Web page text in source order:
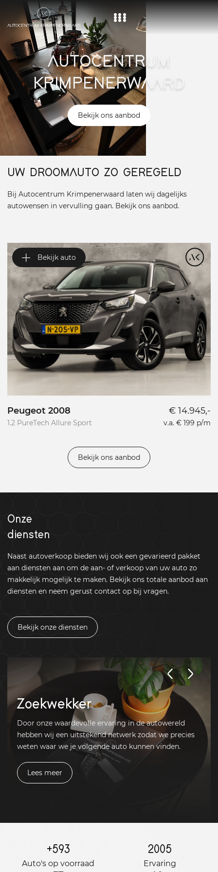
Home
Aanbod
Diensten
Over ons
Vacature
Contact
AUTOCENTRUM
KRIMPENERWAARD
Bekijk ons aanbod
UW DROOMAUTO ZO GEREGELD
Bij Autocentrum Krimpenerwaard laten wij dagelijks
autowensen in vervulling gaan. Bekijk ons aanbod.
Bekijk auto
Peugeot 2008
1.2 PureTech Allure Sport
€ 14.945,-
v.a. € 199 p/m
Bekijk ons aanbod
Onze
diensten
Naast autoverkoop bieden wij ook een gevarieerd pakket
aan diensten aan om de aan- of verkoop van uw auto zo
makkelijk mogelijk te maken. Bekijk ons totale aanbod aan
diensten en neem gerust contact op bij vragen.
Bekijk onze diensten
Zoekwekker
Door onze waardevolle ervaring in de autowereld
hebben wij een uitstekend netwerk zodat we precies
weten waar we je volgende auto kunnen vinden.
Lees meer
+593
Auto's op voorraad
2005
Ervaring